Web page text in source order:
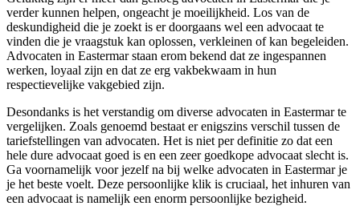
verder kunnen helpen, ongeacht je moeilijkheid. Los van de
deskundigheid die je zoekt is er doorgaans wel een advocaat te
vinden die je vraagstuk kan oplossen, verkleinen of kan begeleiden.
Advocaten in Eastermar staan erom bekend dat ze ingespannen
werken, loyaal zijn en dat ze erg vakbekwaam in hun
respectievelijke vakgebied zijn.
Desondanks is het verstandig om diverse advocaten in Eastermar te
vergelijken. Zoals genoemd bestaat er enigszins verschil tussen de
tariefstellingen van advocaten. Het is niet per definitie zo dat een
hele dure advocaat goed is en een zeer goedkope advocaat slecht is.
Ga voornamelijk voor jezelf na bij welke advocaten in Eastermar je
je het beste voelt. Deze persoonlijke klik is cruciaal, het inhuren van
een advocaat is namelijk een enorm persoonlijke bezigheid.